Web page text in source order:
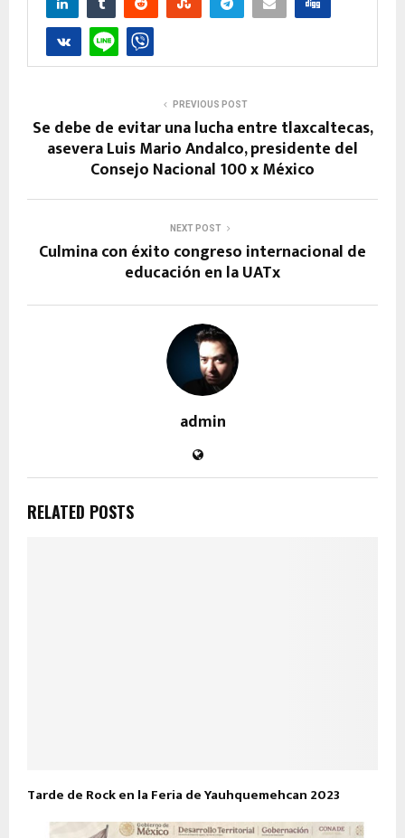
PREVIOUS POST
Se debe de evitar una lucha entre tlaxcaltecas,
asevera Luis Mario Andalco, presidente del
Consejo Nacional 100 x México
NEXT POST
Culmina con éxito congreso internacional de
educación en la UATx
admin
RELATED POSTS
Tarde de Rock en la Feria de Yauhquemehcan 2023